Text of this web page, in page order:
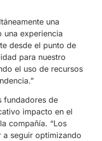
una
experiencia
desde el punto de
para nuestro
el uso de recursos
fundadores de
impacto en el
compañía. “Los
seguir optimizando